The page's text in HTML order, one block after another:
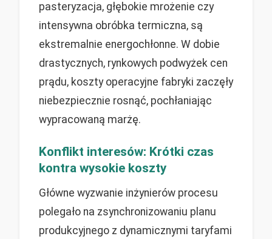
pasteryzacja, głębokie mrożenie czy
intensywna obróbka termiczna, są
ekstremalnie energochłonne. W dobie
drastycznych, rynkowych podwyżek cen
prądu, koszty operacyjne fabryki zaczęły
niebezpiecznie rosnąć, pochłaniając
wypracowaną marżę.
Konflikt interesów: Krótki czas
kontra wysokie koszty
Główne wyzwanie inżynierów procesu
polegało na zsynchronizowaniu planu
produkcyjnego z dynamicznymi taryfami